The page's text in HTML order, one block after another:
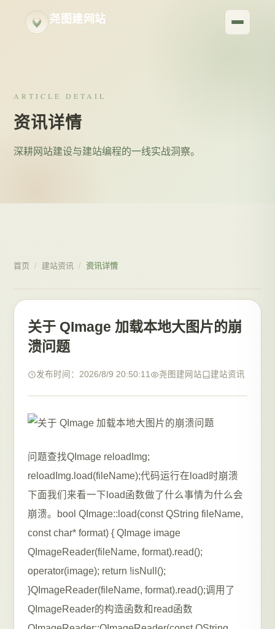
尧图建网站
ARTICLE DETAIL
资讯详情
深耕网站建设与建站编程的一线实战洞察。
首页 / 建站资讯 / 资讯详情
关于 QImage 加载本地大图片的崩
溃问题
发布时间：2026/8/9 20:50:11 尧图建网站 建站资讯
问题查找QImage reloadImg;
reloadImg.load(fileName);代码运行在load时崩溃
下面我们来看一下load函数做了什么事情为什么会
崩溃。bool QImage::load(const QString fileName,
const char* format) { QImage image
QImageReader(fileName, format).read();
operator(image); return !isNull();
}QImageReader(fileName, format).read();调用了
QImageReader的构造函数和read函数